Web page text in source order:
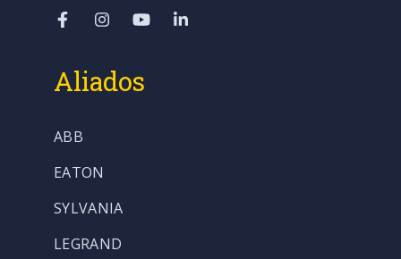
Aliados
ABB
EATON
SYLVANIA
LEGRAND